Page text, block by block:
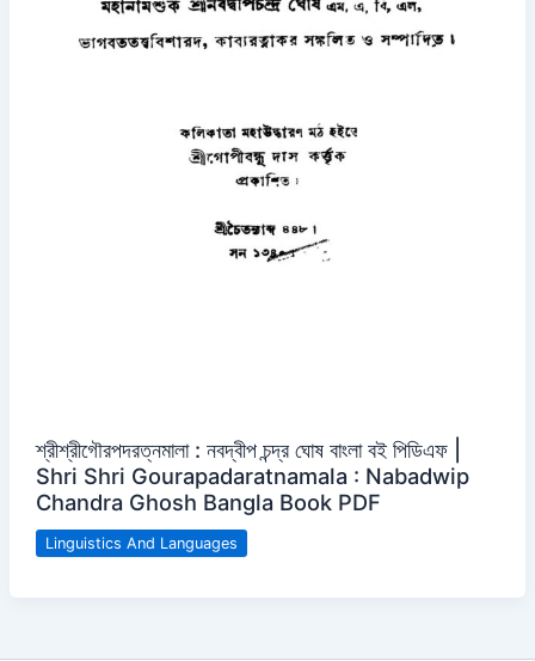
শ্রীশ্রীগৌরপদরত্নমালা : নবদ্বীপ চন্দ্র ঘোষ বাংলা বই পিডিএফ |
Shri Shri Gourapadaratnamala : Nabadwip
Chandra Ghosh Bangla Book PDF
Linguistics And Languages